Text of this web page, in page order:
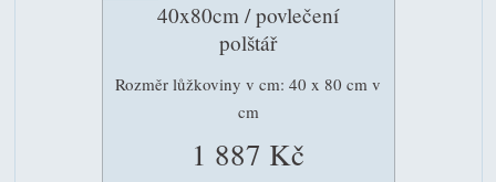
40x80cm / povlečení
polštář
Rozměr lůžkoviny v cm: 40 x 80 cm v
cm
1 887 Kč